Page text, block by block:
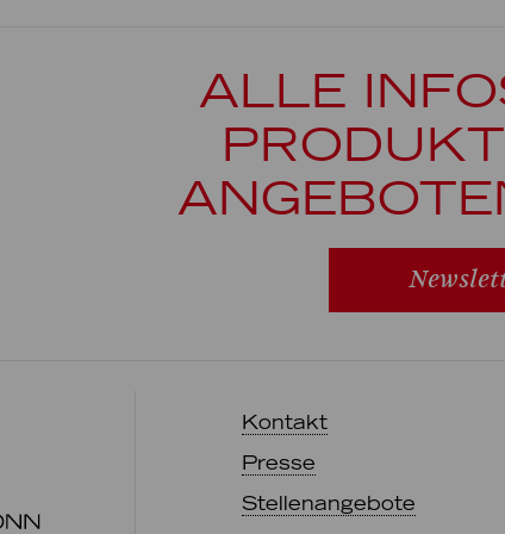
ALLE
Kontakt
Presse
Stellenangebote